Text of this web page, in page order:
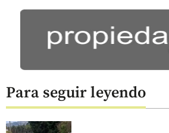
Para seguir leyendo